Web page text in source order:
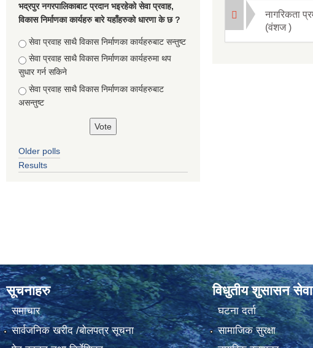
भद्रपुर नगरपालिकाबाट प्रदान भइरहेको सेवा प्रवाह,
विकास निर्माणका कार्यहरु बारे यहाँहरुको धारणा के छ ?
Choices
सेवा प्रवाह साथै विकास निर्माणका कार्यहरुबाट सन्तुष्ट
सेवा प्रवाह साथै विकास निर्माणका कार्यहरुमा थप
सुधार गर्न सकिने
सेवा प्रवाह साथै विकास निर्माणका कार्यहरुबाट
असन्तुष्ट
Older polls
Results
नागरिकता
(वंशज )
सूचनाहरु
समाचार
सार्वजनिक खरीद /बोलपत्र सूचना
विधुतीय शुसासन सेवा
घटना दर्ता
सामाजिक सुरक्षा